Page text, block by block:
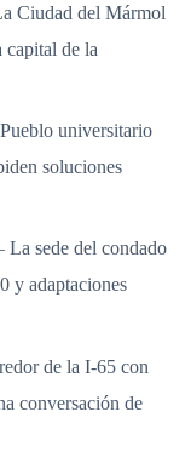
Ciudad del Mármol
de la
universitario
soluciones
sede del condado
y adaptaciones
de la I-65 con
conversación de